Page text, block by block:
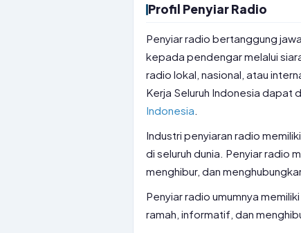
Profil Penyiar Radio
Penyiar radio bertanggung
kepada pendengar melalui
radio lokal, nasional, atau
Kerja Seluruh Indonesia dapat
Indonesia
Industri penyiaran radio
di seluruh dunia. Penyiar radio
menghibur, dan
Penyiar radio umumnya
ramah, informatif, dan